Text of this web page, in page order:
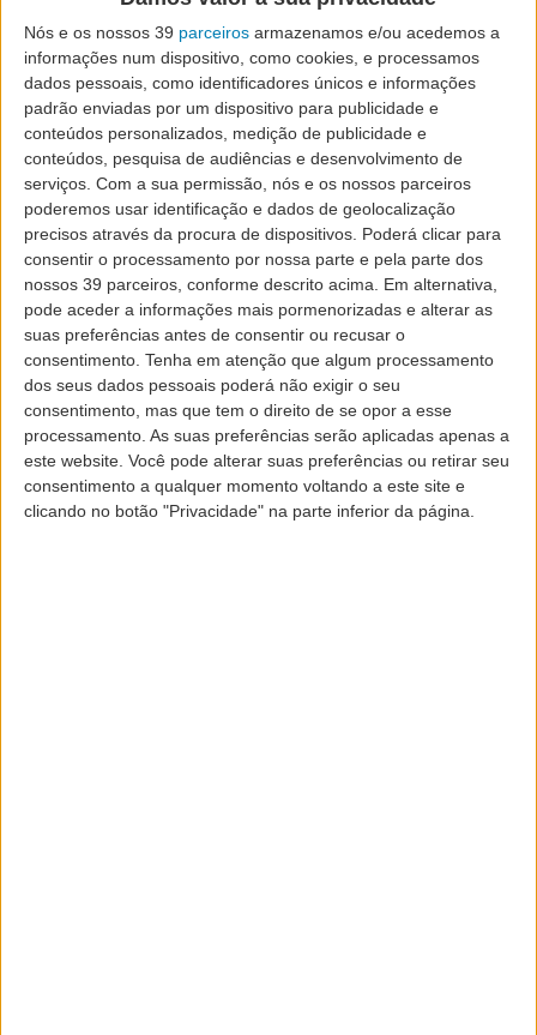
Nós e os nossos 39 parceiros armazenamos e/ou acedemos a
informações num dispositivo, como cookies, e processamos
dados pessoais, como identificadores únicos e informações
padrão enviadas por um dispositivo para publicidade e
conteúdos personalizados, medição de publicidade e
conteúdos, pesquisa de audiências e desenvolvimento de
serviços. Com a sua permissão, nós e os nossos parceiros
poderemos usar identificação e dados de geolocalização
precisos através da procura de dispositivos. Poderá clicar para
consentir o processamento por nossa parte e pela parte dos
nossos 39 parceiros, conforme descrito acima. Em alternativa,
pode aceder a informações mais pormenorizadas e alterar as
suas preferências antes de consentir ou recusar o
consentimento. Tenha em atenção que algum processamento
dos seus dados pessoais poderá não exigir o seu
consentimento, mas que tem o direito de se opor a esse
processamento. As suas preferências serão aplicadas apenas a
este website. Você pode alterar suas preferências ou retirar seu
consentimento a qualquer momento voltando a este site e
clicando no botão "Privacidade" na parte inferior da página.
Grupo SATA
Investidores
Governo Societário
Notícias
Sustentabilidade
Recrutamento
Frota
Revista de Bordo
Cibersegurança
Recrutamento
Temos muito orgulho no que fazemos diariamente, de
alma e coração. Fazemo-lo por gosto e por vocação.
Um a um, todos contribuímos com o nosso melhor